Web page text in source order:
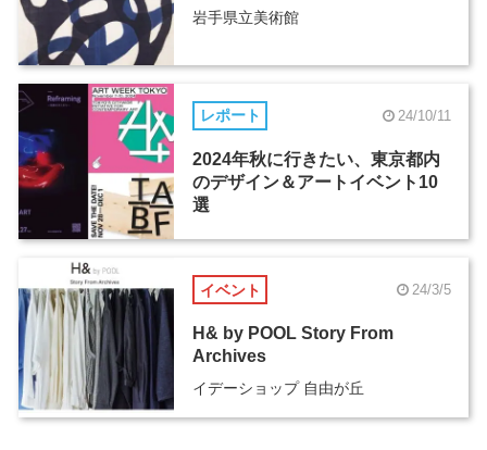
岩手県立美術館
レポート 24/10/11
2024年秋に行きたい、東京都内
のデザイン＆アートイベント10
選
イベント 24/3/5
H& by POOL Story From
Archives
イデーショップ 自由が丘